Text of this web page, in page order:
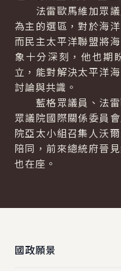
法雷歐馬維加眾議
為主的選區，對於海
而民主太平洋聯盟將
象十分深刻，他也期
立，能對解決太平洋
討論與共識。
藍格眾議員、法雷
眾議院國際關係委員
院亞太小組召集人沃
陪同，前來總統府晉
也在座。
國政願景